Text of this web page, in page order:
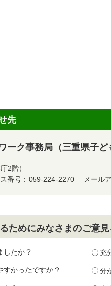
先
ーク事務局（三重県子
2階）
番号：059-224-2270 メール
ためにみなさまのご意
したか？ 充
すかったですか？ 分